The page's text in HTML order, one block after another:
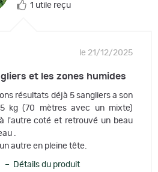
1 utile reçu
le 21/12/2025
et les zones humides
résultats déjà 5 sangliers a son
kg (70 mètres avec un mixte)
l'autre coté et retrouvé un beau
.
autre en pleine tête.
– Détails du produit